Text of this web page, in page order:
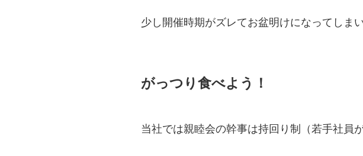
少し開催時期がズレてお盆明けになってしま
がっつり食べよう！
当社では親睦会の幹事は持回り制（若手社員